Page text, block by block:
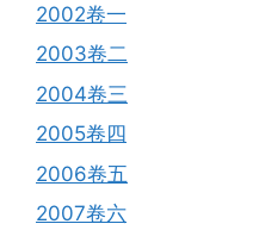
2002卷一
2003卷二
2004卷三
2005卷四
2006卷五
2007卷六